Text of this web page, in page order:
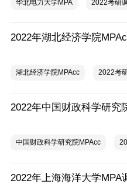
华北电力大学MPA 2022考研
2022年湖北经济学院
湖北经济学院MPAcc 2022考
2022年中国财政科学研究
中国财政科学研究院MPAcc
2022年上海海洋大学MPA